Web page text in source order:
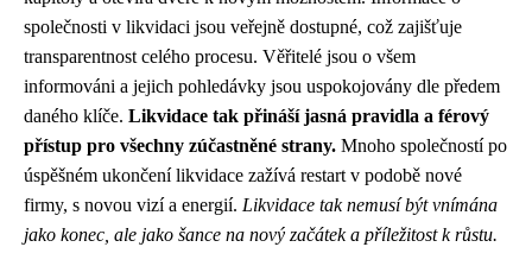
společnosti v likvidaci jsou veřejně dostupné, což zajišťuje
transparentnost celého procesu. Věřitelé jsou o všem
informováni a jejich pohledávky jsou uspokojovány dle předem
daného klíče. Likvidace tak přináší jasná pravidla a férový
přístup pro všechny zúčastněné strany. Mnoho společností po
úspěšném ukončení likvidace zažívá restart v podobě nové
firmy, s novou vizí a energií. Likvidace tak nemusí být vnímána
jako konec, ale jako šance na nový začátek a příležitost k růstu.